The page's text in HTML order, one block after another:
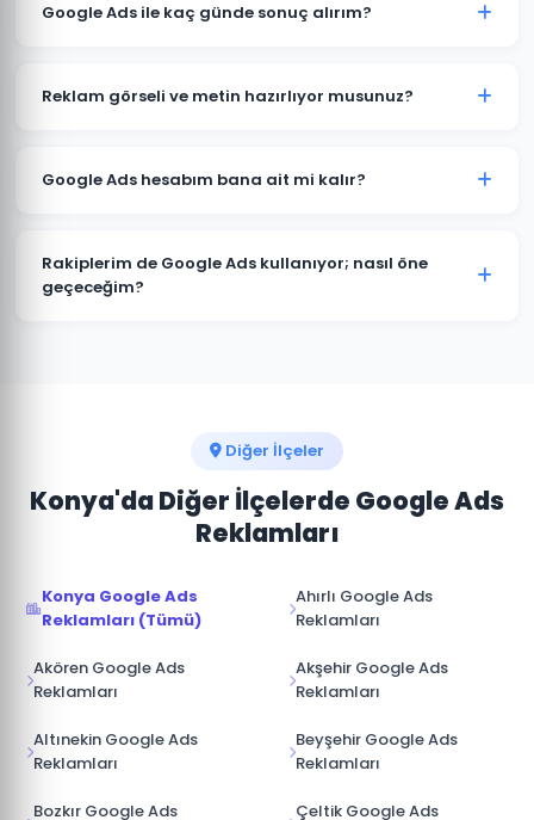
Google Ads ile kaç günde sonuç alırım?
kampanyası genellikle 7-14 gün içinde anlamlı trafik
Reklam görseli ve metin hazırlıyor musunuz?
görsel tasarımlar ve video reklamlar dahil tüm kreatif
Google Ads hesabım bana ait mi kalır?
müşterimize aittir. Ajans erişimi yönetici (admin)
seviyesinde değil, reklam yöneticisi seviyesinde
Rakiplerim de Google Ads kullanıyor; nasıl öne
geçeceğim?
yöneterek üstünlük sağlıyoruz.
Diğer İlçeler
Konya'da Diğer İlçelerde Google Ads
Reklamları
Konya Google Ads
Reklamları (Tümü)
Ahırlı Google Ads
Reklamları
Akören Google Ads
Reklamları
Akşehir Google Ads
Reklamları
Altınekin Google Ads
Reklamları
Beyşehir Google Ads
Reklamları
Bozkır Google Ads Çeltik Google Ads